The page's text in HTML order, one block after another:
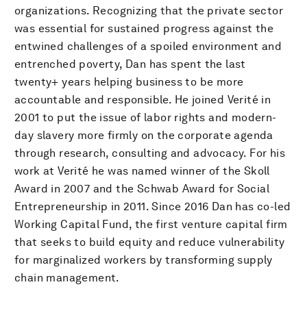
organizations. Recognizing that the private sector
was essential for sustained progress against the
entwined challenges of a spoiled environment and
entrenched poverty, Dan has spent the last
twenty+ years helping business to be more
accountable and responsible. He joined Verité in
2001 to put the issue of labor rights and modern-
day slavery more firmly on the corporate agenda
through research, consulting and advocacy. For his
work at Verité he was named winner of the Skoll
Award in 2007 and the Schwab Award for Social
Entrepreneurship in 2011. Since 2016 Dan has co-led
Working Capital Fund, the first venture capital firm
that seeks to build equity and reduce vulnerability
for marginalized workers by transforming supply
chain management.